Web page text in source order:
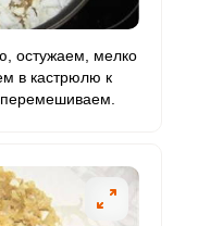
остужаем, мелко
в кастрюлю к